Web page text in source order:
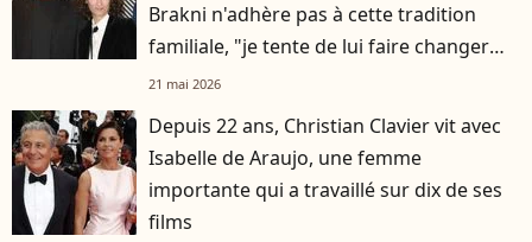
Brakni n'adhère pas à cette tradition
familiale, "je tente de lui faire changer
d'avis"
21 mai 2026
Depuis 22 ans, Christian Clavier vit avec
Isabelle de Araujo, une femme
importante qui a travaillé sur dix de ses
films